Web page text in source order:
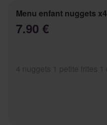
Menu enfant nuggets x4
7.90 €